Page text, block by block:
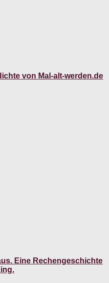
von Mal-alt-werden.de
Eine Rechengeschichte